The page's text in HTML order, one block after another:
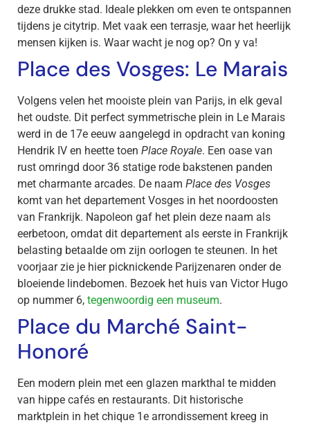
deze drukke stad. Ideale plekken om even te ontspannen
tijdens je citytrip. Met vaak een terrasje, waar het heerlijk
mensen kijken is. Waar wacht je nog op? On y va!
Place des Vosges: Le Marais
Volgens velen het mooiste plein van Parijs, in elk geval
het oudste. Dit perfect symmetrische plein in Le Marais
werd in de 17e eeuw aangelegd in opdracht van koning
Hendrik IV en heette toen Place Royale. Een oase van
rust omringd door 36 statige rode bakstenen panden
met charmante arcades. De naam Place des Vosges
komt van het departement Vosges in het noordoosten
van Frankrijk. Napoleon gaf het plein deze naam als
eerbetoon, omdat dit departement als eerste in Frankrijk
belasting betaalde om zijn oorlogen te steunen. In het
voorjaar zie je hier picknickende Parijzenaren onder de
bloeiende lindebomen. Bezoek het huis van Victor Hugo
op nummer 6, tegenwoordig een museum.
Place du Marché Saint-
Honoré
Een modern plein met een glazen markthal te midden
van hippe cafés en restaurants. Dit historische
marktplein in het chique 1e arrondissement kreeg in